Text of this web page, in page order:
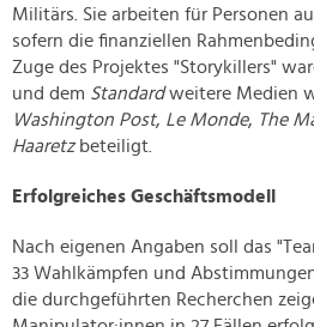
Militärs. Sie arbeiten für Personen
sofern die finanziellen
Zuge des Projektes "Storykillers"
und dem Standardweitere Medien
Washington Post, Le Monde, The
Haaretzbeteiligt.
Erfolgreiches Geschäftsmodell
Nach eigenen Angaben soll das
33 Wahlkämpfen und
die durchgeführten Recherchen